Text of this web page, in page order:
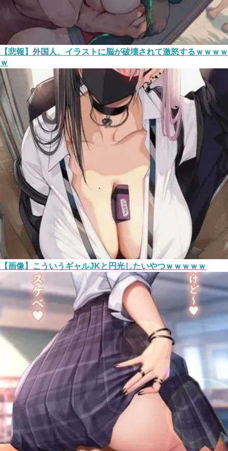
【悲報】外国人、イラストに脳が破壊されて激怒するｗｗｗｗ
ｗ
【画像】こういうギャルJKと円光したいやつｗｗｗｗｗ